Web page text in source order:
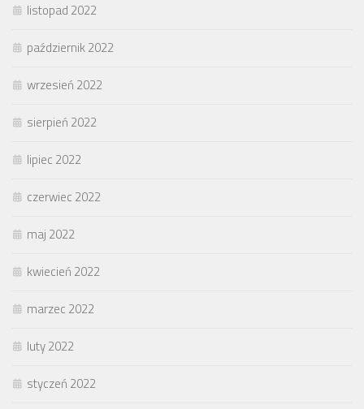
listopad 2022
październik 2022
wrzesień 2022
sierpień 2022
lipiec 2022
czerwiec 2022
maj 2022
kwiecień 2022
marzec 2022
luty 2022
styczeń 2022